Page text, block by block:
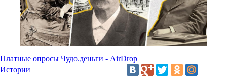
Платные опросы Чудо.деньги - AirDrop
Истории